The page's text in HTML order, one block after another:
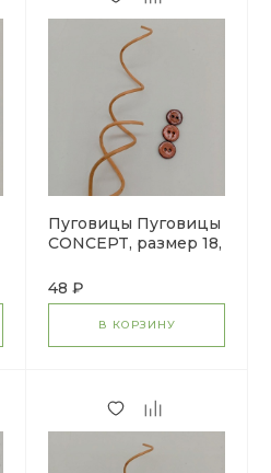
Пуговицы Пуговицы
CONCEPT, размер 18,
пыльная роза
48 ₽
В КОРЗИНУ